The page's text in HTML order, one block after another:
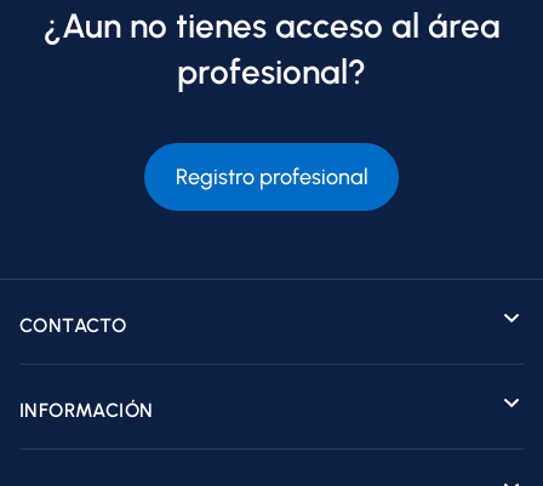
¿Aun no tienes acceso al área
profesional?
Registro profesional
CONTACTO
INFORMACIÓN